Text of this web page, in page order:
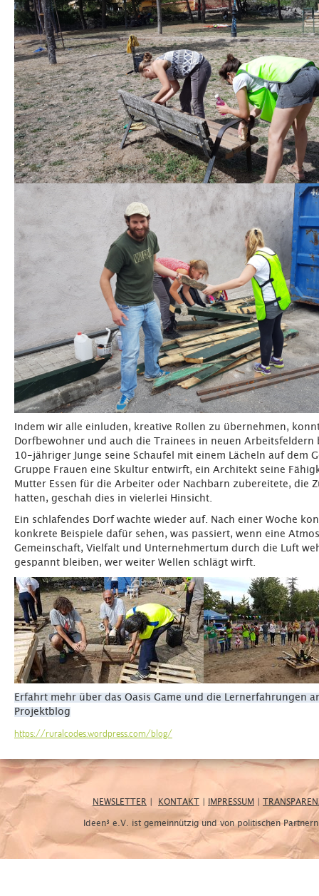
Indem wir alle einluden, kreative Rollen zu übernehmen,
Dorfbewohner und auch die Trainees in neuen Arbeitsfeldern
10-jähriger Junge seine Schaufel mit einem Lächeln auf dem
Gruppe Frauen eine Skultur entwirft, ein Architekt seine
Mutter Essen für die Arbeiter oder Nachbarn zubereitete, die
hatten, geschah dies in vielerlei Hinsicht.
Ein schlafendes Dorf wachte wieder auf. Nach einer Woche
konkrete Beispiele dafür sehen, was passiert, wenn eine
Gemeinschaft, Vielfalt und Unternehmertum durch die Luft
gespannt bleiben, wer weiter Wellen schlägt wirft.
Erfahrt mehr über das Oasis Game und die Lernerfahrungen
Projektblog
https://ruralcodes.wordpress.com/blog/
NEWSLETTER KONTAKT IMPRESSUM
Ideen³ e.V. ist gemeinnützig und von politischen